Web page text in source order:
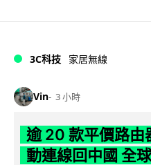
3C科技 家居無線
Vin 3 小時
逾 20 款平價路由
動連線回中國 全